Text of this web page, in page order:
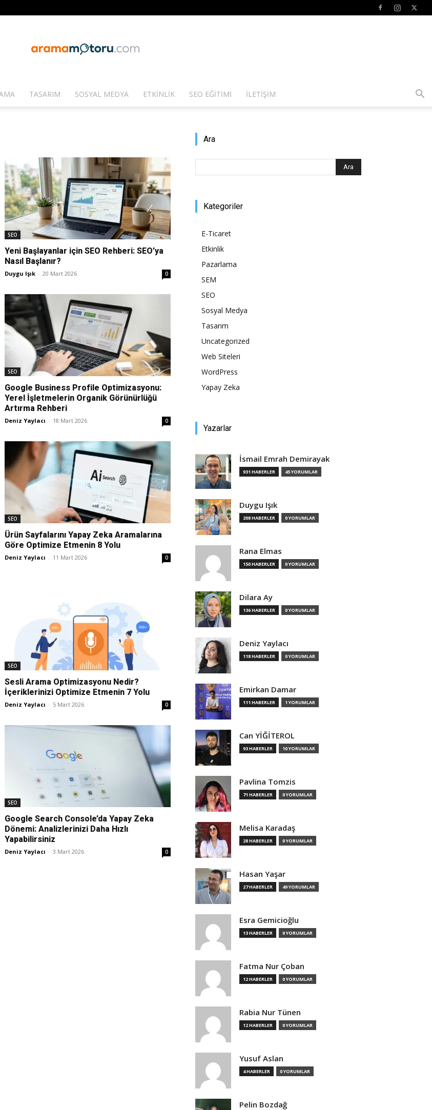
Arama
Motoru
Optimizasyonu
ve
Pazarlaması
SEO,
ASO,
UI/UX
TASARIM SOSYAL MEDYA ETKINLIK SEO EĞITIMI İLETIŞIM
SEO
Yeni Başlayanlar için SEO Rehberi: SEO’ya
Nasıl Başlanır?
Duygu Işık - 20 Mart 2026 0
SEO
Google Business Profile Optimizasyonu:
Yerel İşletmelerin Organik Görünürlüğü
Artırma Rehberi
Deniz Yaylacı - 18 Mart 2026 0
SEO
Ürün Sayfalarını Yapay Zeka Aramalarına
Göre Optimize Etmenin 8 Yolu
Deniz Yaylacı - 11 Mart 2026 0
SEO
Sesli Arama Optimizasyonu Nedir?
İçeriklerinizi Optimize Etmenin 7 Yolu
Deniz Yaylacı - 5 Mart 2026 0
SEO
Google Search Console’da Yapay Zeka
Dönemi: Analizlerinizi Daha Hızlı
Yapabilirsiniz
Deniz Yaylacı - 3 Mart 2026 0
Ara
Kategoriler
E-Ticaret
Etkinlik
Pazarlama
SEM
SEO
Sosyal Medya
Tasarım
Uncategorized
Web Siteleri
WordPress
Yapay Zeka
Yazarlar
İsmail Emrah Demirayak
931 HABERLER 45 YORUMLAR
Duygu Işık
208 HABERLER 0 YORUMLAR
Rana Elmas
150 HABERLER 0 YORUMLAR
Dilara Ay
136 HABERLER 0 YORUMLAR
Deniz Yaylacı
118 HABERLER 0 YORUMLAR
Emirkan Damar
111 HABERLER 1 YORUMLAR
Can YİĞİTEROL
93 HABERLER 10 YORUMLAR
Pavlina Tomzis
71 HABERLER 0 YORUMLAR
Melisa Karadaş
28 HABERLER 0 YORUMLAR
Hasan Yaşar
27 HABERLER 49 YORUMLAR
Esra Gemicioğlu
13 HABERLER 0 YORUMLAR
Fatma Nur Çoban
12 HABERLER 0 YORUMLAR
Rabia Nur Tünen
12 HABERLER 0 YORUMLAR
Yusuf Aslan
4 HABERLER 0 YORUMLAR
Pelin Bozdağ